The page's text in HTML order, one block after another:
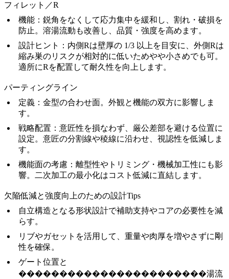
フィレット／R
機能 ：鋭角をなくして応力集中を緩和し、割れ・破損を
防止。溶湯流動も改善し、品質・強度を高めます。
設計ヒント
：内側Rは壁厚の 1/3 以上を目安に、外側Rは
縮み巣のリスクが相対的に低いためやや小さめでも可。
適所にRを配置して耐久性を向上します。
パーティングライン
定義 ：金型の合わせ面。外観と機能の双方に影響しま
す。
戦略配置 ：意匠性を損なわず、厳公差部を避ける位置に
設定。意匠の分割線や稜線に沿わせ、視認性を低減しま
す。
機能面の考慮 ：離型性やトリミング・機械加工性にも影
響。二次加工の最小化はコスト低減に直結します。
欠陥低減と強度向上のための設計Tips
自立構造となる形状設計で補助支持やコアの必要性を減
らす。
リブやガセットを活用して、重量や肉厚を増やさずに剛
性を確保。
ゲート位置と
�����������������������湯流